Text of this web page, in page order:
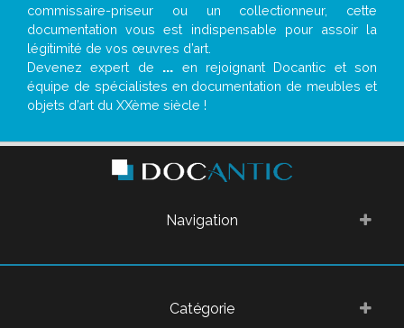
commissaire-priseur ou un collectionneur, cette
documentation vous est indispensable pour assoir la
légitimité de vos œuvres d’art.
Devenez expert de ... en rejoignant Docantic et son
équipe de spécialistes en documentation de meubles et
objets d’art du XXème siècle !
Navigation
Catégorie